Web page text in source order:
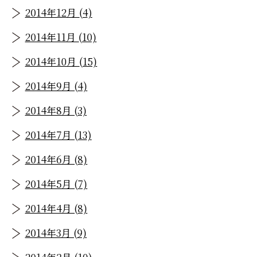
2014年12月 (4)
2014年11月 (10)
2014年10月 (15)
2014年9月 (4)
2014年8月 (3)
2014年7月 (13)
2014年6月 (8)
2014年5月 (7)
2014年4月 (8)
2014年3月 (9)